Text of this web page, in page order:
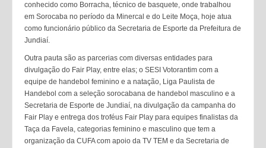
conhecido como Borracha, técnico de basquete, onde trabalhou
em Sorocaba no período da Minercal e do Leite Moça, hoje atua
como funcionário público da Secretaria de Esporte da Prefeitura de
Jundiaí.
Outra pauta são as parcerias com diversas entidades para
divulgação do Fair Play, entre elas; o SESI Votorantim com a
equipe de handebol feminino e a natação, Liga Paulista de
Handebol com a seleção sorocabana de handebol masculino e a
Secretaria de Esporte de Jundiaí, na divulgação da campanha do
Fair Play e entrega dos troféus Fair Play para equipes finalistas da
Taça da Favela, categorias feminino e masculino que tem a
organização da CUFA com apoio da TV TEM e da Secretaria de